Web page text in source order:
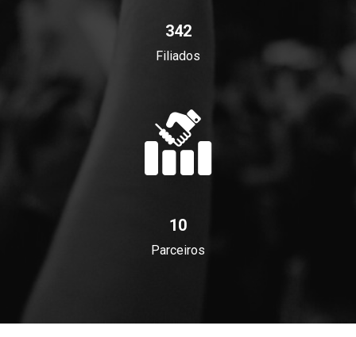
342
Filiados
10
Parceiros